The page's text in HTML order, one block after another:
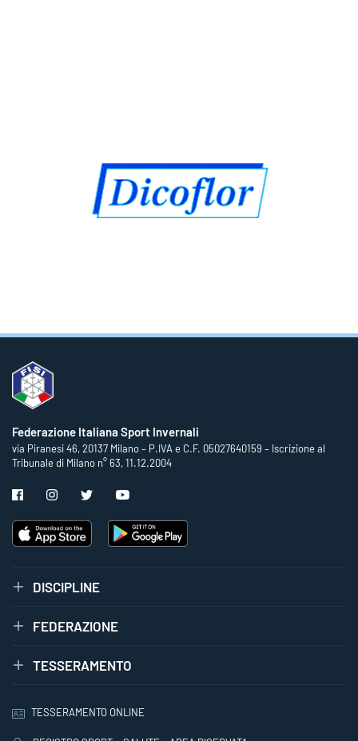
Federazione Italiana Sport Invernali
via Piranesi 46, 20137 Milano – P.IVA e C.F. 05027640159 – Iscrizione al
Tribunale di Milano n° 63, 11.12.2004
DISCIPLINE
FEDERAZIONE
TESSERAMENTO
TESSERAMENTO ONLINE